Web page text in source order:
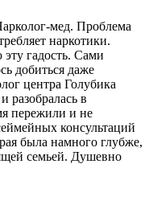
мед. Проблема
наркотики.
гадость. Сами
добиться даже
центра Голубика
разобралась в
пережили и не
консультаций
была намного глубже,
семьей. Душевно